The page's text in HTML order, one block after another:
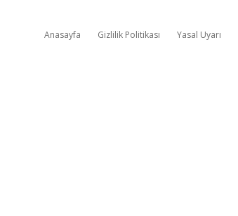
Anasayfa Gizlilik Politikası Yasal Uyarı